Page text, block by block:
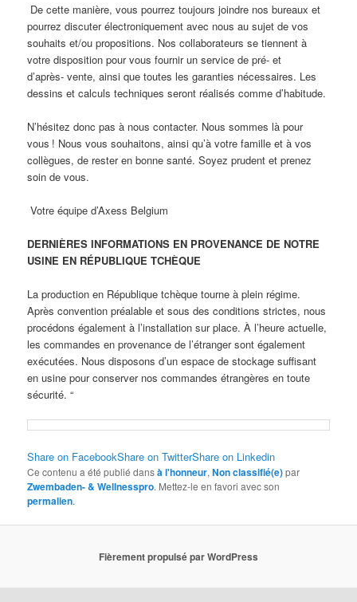
De cette manière, vous pourrez toujours joindre nos bureaux et
pourrez discuter électroniquementavec nous au sujet de vos
souhaits et/ou propositions. Nos collaborateurs se tiennent à
votre disposition pour vous fournir un service de pré- et
d’après-vente, ainsi que toutes les garanties nécessaires. Les
dessins et calculs techniques seront réalisés comme d’habitude.
N’hésitez donc pas à nous contacter. Nous sommes là pour
vous ! Nous vous souhaitons, ainsi qu’à votre famille et à vos
collègues, de rester en bonne santé. Soyezprudent et prenez
soin de vous.
Votre équipe d’Axess Belgium
DERNIÈRES INFORMATIONS EN PROVENANCE DE NOTRE
USINE EN RÉPUBLIQUE TCHÈQUE
La production en République tchèque tourne à plein régime.
Après convention préalable et sous desconditions strictes, nous
procédons également à l’installation sur place.À l’heure actuelle,
les commandes en provenance de l’étranger sont également
exécutées. Nousdisposons d’un espace de stockage suffisant
en usine pour conserver nos commandes étrangères entoute
sécurité. “
Share on FacebookShare on TwitterShare on Linkedin
Ce contenu a été publié dansà l'honneur,Non classifié(e)par
Zwembaden- & Wellnesspro. Mettez-le en favori avec son
permalien.
Fièrement propulsé par WordPress